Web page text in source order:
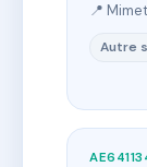
📍
Autre